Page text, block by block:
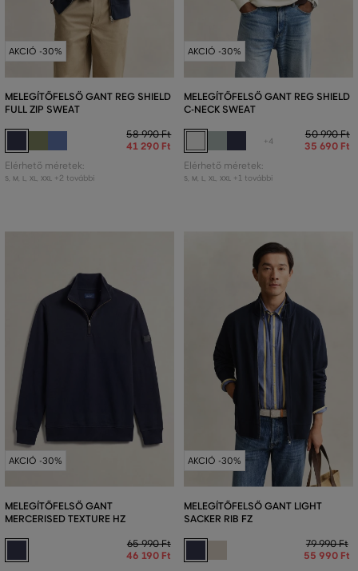
AKCIÓ -30%
MELEGÍTŐFELSŐ GANT REG SHIELD
FULL ZIP SWEAT
58 990 Ft
41 290 Ft
Elérhető méretek:
S, M L XL XXL +2 további
AKCIÓ -30%
MELEGÍTŐFELSŐ GANT REG SHIELD
C-NECK SWEAT
+4
50 990 Ft
35 690 Ft
Elérhető méretek:
S, M L XL XXL +1 további
AKCIÓ -30%
MELEGÍTŐFELSŐ GANT
MERCERISED TEXTURE HZ
65 990 Ft
46 190 Ft
AKCIÓ -30%
MELEGÍTŐFELSŐ GANT LIGHT
SACKER RIB FZ
79 990 Ft
55 990 Ft